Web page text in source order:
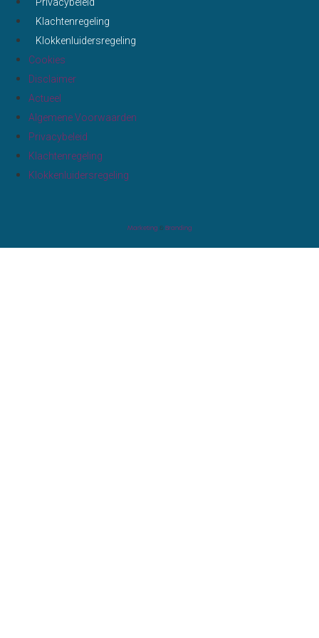
Klachtenregeling
Klokkenluidersregeling
Cookies
Disclaimer
Actueel
Algemene Voorwaarden
Privacybeleid
Klachtenregeling
Klokkenluidersregeling
Marketing & Branding